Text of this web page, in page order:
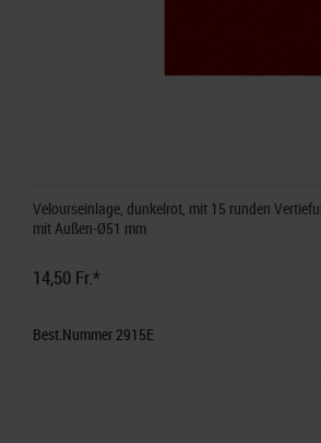
Velourseinlage, dunkelrot, mit 15 runden
mit Außen-Ø51 mm
14,50 Fr.*
Best.Nummer 2915E